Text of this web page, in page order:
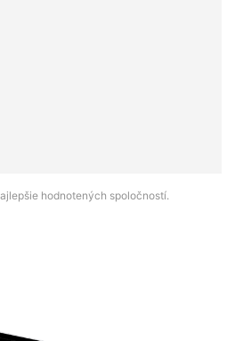
hodnotených spoločností.